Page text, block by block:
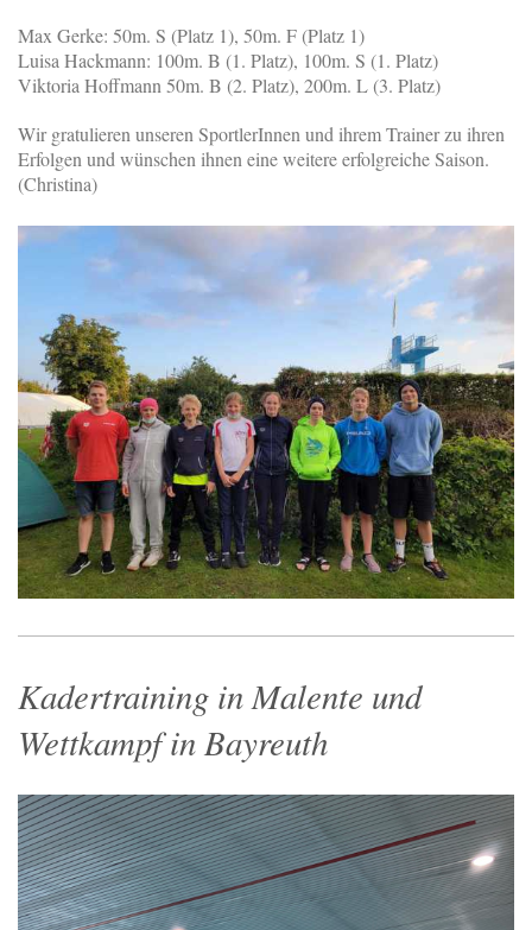
Max Gerke: 50m. S (Platz 1), 50m. F (Platz 1)
Luisa Hackmann: 100m. B (1. Platz), 100m. S (1. Platz)
Viktoria Hoffmann 50m. B (2. Platz), 200m. L (3. Platz)
Wir gratulieren unseren SportlerInnen und ihrem Trainer zu ihren
Erfolgen und wünschen ihnen eine weitere erfolgreiche Saison.
(Christina)
Kadertraining in Malente und
Wettkampf in Bayreuth